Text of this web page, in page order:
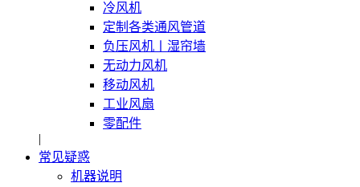
冷风机
定制各类通风管道
负压风机〡湿帘墙
无动力风机
移动风机
工业风扇
零配件
|
常见疑惑
机器说明